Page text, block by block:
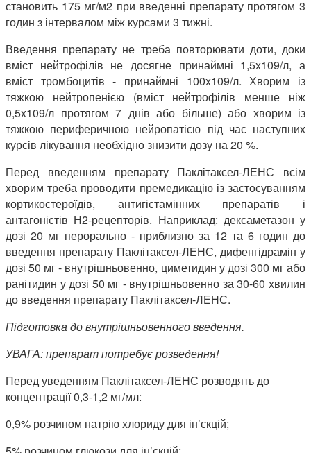
становить 175 мг/м2 при введенні препарату протягом 3
годин з інтервалом між курсами 3 тижні.
Введення препарату не треба повторювати доти, доки
вміст нейтрофілів не досягне принаймні 1,5x109/л, а
вміст тромбоцитів - принаймні 100x109/л. Хворим із
тяжкою нейтропенією (вміст нейтрофілів менше ніж
0,5x109/л протягом 7 днів або більше) або хворим із
тяжкою периферичною нейропатією під час наступних
курсів лікування необхідно знизити дозу на 20 %.
Перед введенням препарату Паклітаксел-ЛЕНС всім
хворим треба проводити премедикацію із застосуванням
кортикостероїдів, антигістамінних препаратів і
антагоністів Н2-рецепторів. Наприклад: дексаметазон у
дозі 20 мг перорально - приблизно за 12 та 6 годин до
введення препарату Паклітаксел-ЛЕНС, дифенгідрамін у
дозі 50 мг - внутрішньовенно, циметидин у дозі 300 мг або
ранітидин у дозі 50 мг - внутрішньовенно за 30-60 хвилин
до введення препарату Паклітаксел-ЛЕНС.
Підготовка до внутрішньовенного введення.
УВАГА: препарат потребує розведення!
Перед уведенням Паклітаксел-ЛЕНС розводять до
концентрації 0,3-1,2 мг/мл:
0,9% розчином натрію хлориду для ін’єкцій;